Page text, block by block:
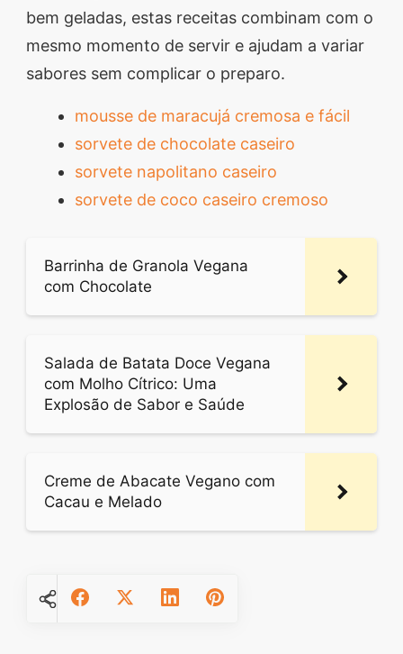
bem geladas, estas receitas combinam com o
mesmo momento de servir e ajudam a variar
sabores sem complicar o preparo.
mousse de maracujá cremosa e fácil
sorvete de chocolate caseiro
sorvete napolitano caseiro
sorvete de coco caseiro cremoso
Barrinha de Granola Vegana
com Chocolate
Salada de Batata Doce Vegana
com Molho Cítrico: Uma
Explosão de Sabor e Saúde
Creme de Abacate Vegano com
Cacau e Melado